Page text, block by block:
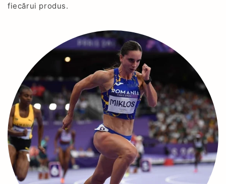
fiecărui produs.